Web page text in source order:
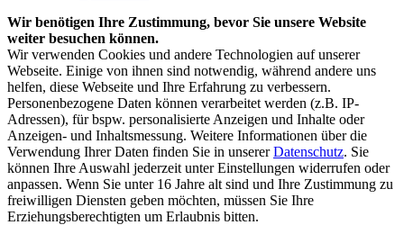
Wir benötigen Ihre Zustimmung, bevor Sie unsere Website
weiter besuchen können.
Wir verwenden Cookies und andere Technologien auf unserer
Webseite. Einige von ihnen sind notwendig, während andere uns
helfen, diese Webseite und Ihre Erfahrung zu verbessern.
Personenbezogene Daten können verarbeitet werden (z.B. IP-
Adressen), für bspw. personalisierte Anzeigen und Inhalte oder
Anzeigen- und Inhaltsmessung. Weitere Informationen über die
Verwendung Ihrer Daten finden Sie in unsererDatenschutz. Sie
können Ihre Auswahl jederzeit unter Einstellungen widerrufen oder
anpassen. Wenn Sie unter 16 Jahre alt sind und Ihre Zustimmung zu
freiwilligen Diensten geben möchten, müssen Sie Ihre
Erziehungsberechtigten um Erlaubnis bitten.